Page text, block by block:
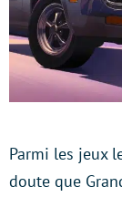
Parmi les jeux
doute que